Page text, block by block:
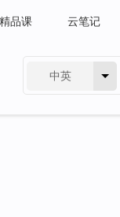
品课 云笔记
中英